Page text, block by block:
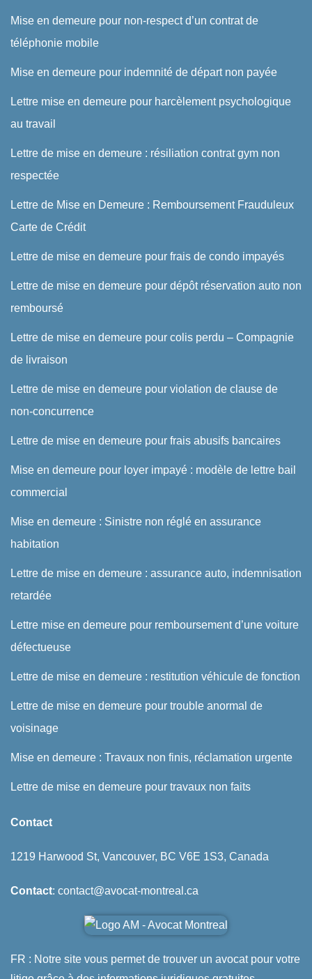
Mise en demeure pour non-respect d’un contrat de
téléphonie mobile
Mise en demeure pour indemnité de départ non payée
Lettre mise en demeure pour harcèlement psychologique
au travail
Lettre de mise en demeure : résiliation contrat gym non
respectée
Lettre de Mise en Demeure : Remboursement Frauduleux
Carte de Crédit
Lettre de mise en demeure pour frais de condo impayés
Lettre de mise en demeure pour dépôt réservation auto non
remboursé
Lettre de mise en demeure pour colis perdu – Compagnie
de livraison
Lettre de mise en demeure pour violation de clause de
non-concurrence
Lettre de mise en demeure pour frais abusifs bancaires
Mise en demeure pour loyer impayé : modèle de lettre bail
commercial
Mise en demeure : Sinistre non réglé en assurance
habitation
Lettre de mise en demeure : assurance auto, indemnisation
retardée
Lettre mise en demeure pour remboursement d’une voiture
défectueuse
Lettre de mise en demeure : restitution véhicule de fonction
Lettre de mise en demeure pour trouble anormal de
voisinage
Mise en demeure : Travaux non finis, réclamation urgente
Lettre de mise en demeure pour travaux non faits
Contact
1219 Harwood St, Vancouver, BC V6E 1S3, Canada
Contact: contact@avocat-montreal.ca
FR : Notre site vous permet de trouver un avocat pour votre